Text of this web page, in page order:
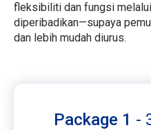
fleksibiliti dan fungsi
diperibadikan—supaya
dan lebih mudah diurus.
Package 1​ -